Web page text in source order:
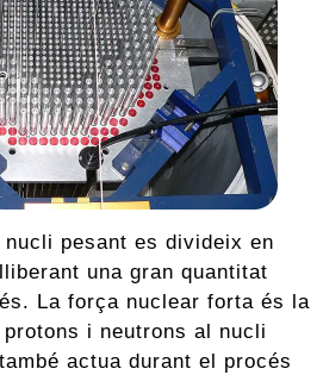
nucli pesant es divideix en
una gran quantitat
La força nuclear forta és la
i neutrons al nucli
actua durant el procés